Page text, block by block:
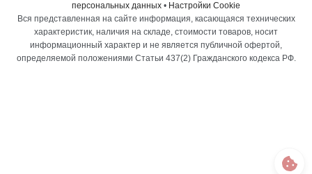
персональных данных • Настройки Cookie
Вся представленная на сайте информация, касающаяся технических
характеристик, наличия на складе, стоимости товаров, носит
информационный характер и не является публичной офертой,
определяемой положениями Статьи 437(2) Гражданского кодекса РФ.